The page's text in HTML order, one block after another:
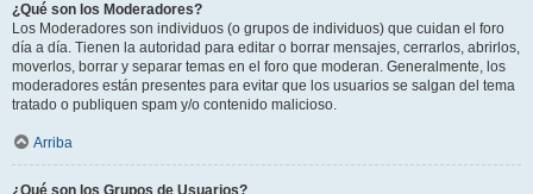
¿Qué son los Moderadores?
Los Moderadores son individuos (o grupos de individuos) que cuidan el foro
día a día. Tienen la autoridad para editar o borrar mensajes, cerrarlos, abrirlos,
moverlos, borrar y separar temas en el foro que moderan. Generalmente, los
moderadores están presentes para evitar que los usuarios se salgan del tema
tratado o publiquen spam y/o contenido malicioso.
Arriba
¿Qué son los Grupos de Usuarios?